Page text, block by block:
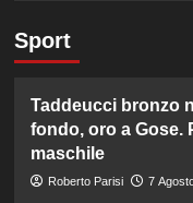
Sport
Taddeucci bronzo
fondo, oro a Gose.
maschile
Roberto Parisi 7